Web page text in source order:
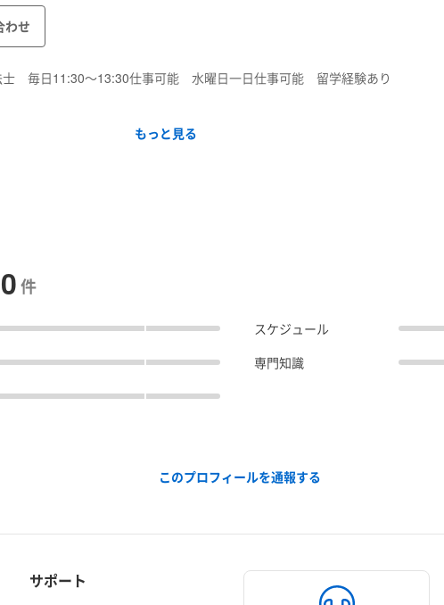
わせ
士 毎日11:30〜13:30仕事可能 水曜日一日仕事可能 留学経験あり
もっと見る
0件
スケジュール
専門知識
このプロフィールを通報する
サポート